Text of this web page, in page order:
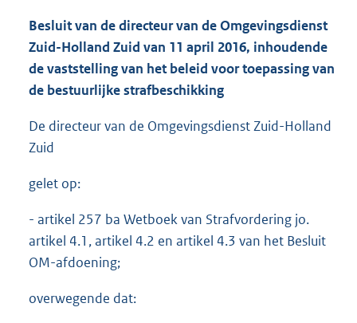
Besluit van de directeur van de Omgevingsdienst
Zuid-Holland Zuid van 11 april 2016, inhoudende
de vaststelling van het beleid voor toepassing van
de bestuurlijke strafbeschikking
De directeur van de Omgevingsdienst Zuid-Holland
Zuid
gelet op:
- artikel 257 ba Wetboek van Strafvordering jo.
artikel 4.1, artikel 4.2 en artikel 4.3 van het Besluit
OM-afdoening;
overwegende dat: